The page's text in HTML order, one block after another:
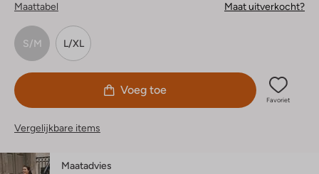
Maattabel Maat uitverkocht?
S/M L/XL
Voeg toe
Favoriet
Vergelijkbare items
Maatadvies